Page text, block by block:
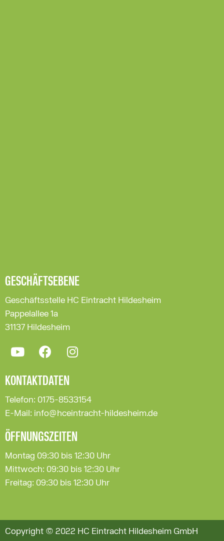
GESCHÄFTSEBENE
Geschäftsstelle HC Eintracht Hildesheim
Pappelallee 1a
31137 Hildesheim
KONTAKTDATEN
Telefon: 0175-8533154
E-Mail: info@hceintracht-hildesheim.de
ÖFFNUNGSZEITEN
Montag 09:30 bis 12:30 Uhr
Mittwoch: 09:30 bis 12:30 Uhr
Freitag: 09:30 bis 12:30 Uhr
Copyright © 2022 HC Eintracht Hildesheim GmbH